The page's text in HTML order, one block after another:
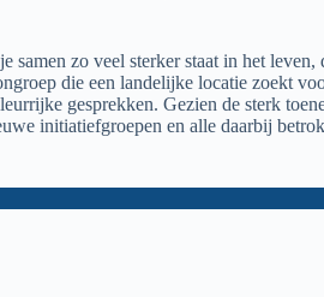
samen zo veel sterker staat in het
die een landelijke locatie zoekt
gesprekken. Gezien de sterk
initiatiefgroepen en alle daarbij